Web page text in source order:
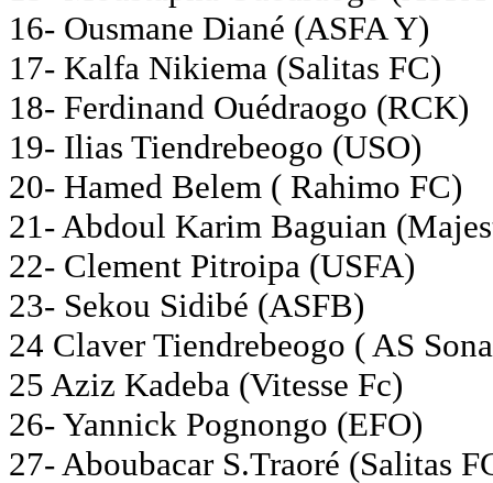
16- Ousmane Diané (ASFA Y)
17- Kalfa Nikiema (Salitas FC)
18- Ferdinand Ouédraogo (RCK)
19- Ilias Tiendrebeogo (USO)
20- Hamed Belem ( Rahimo FC)
21- Abdoul Karim Baguian
22- Clement Pitroipa (USFA)
23- Sekou Sidibé (ASFB)
24 Claver Tiendrebeogo ( AS
25 Aziz Kadeba (Vitesse Fc)
26- Yannick Pognongo (EFO)
27- Aboubacar S.Traoré (Salitas